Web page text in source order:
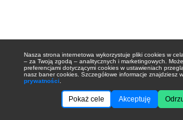
Nasza strona internetowa wykorzystuje pliki cookies w
– za Twoją zgodą – analitycznych i marketingowych.
preferencjami dotyczącymi cookies w ustawieniach
nasz baner cookies. Szczegółowe informacje znajdziesz
prywatności
Pokaż cele Akceptuję